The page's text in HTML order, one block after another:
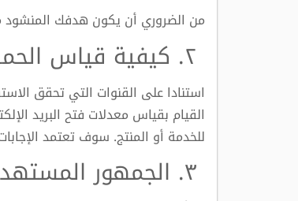
من الضروري أن يكون هدفك المنشود
استنادا على القنوات التي تحقق
القيام بقياس معدلات فتح البريد
للخدمة أو المنتج. سوف تعتمد